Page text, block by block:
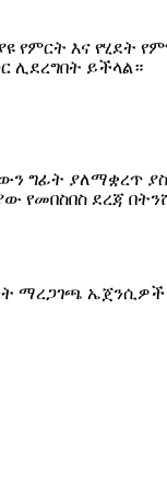
የምርት እና የሂደት
ሊደረግበት ይችላል።
ግፊት ያለማቋረጥ
ደረጃ በትንሹ
ማረጋገጫ